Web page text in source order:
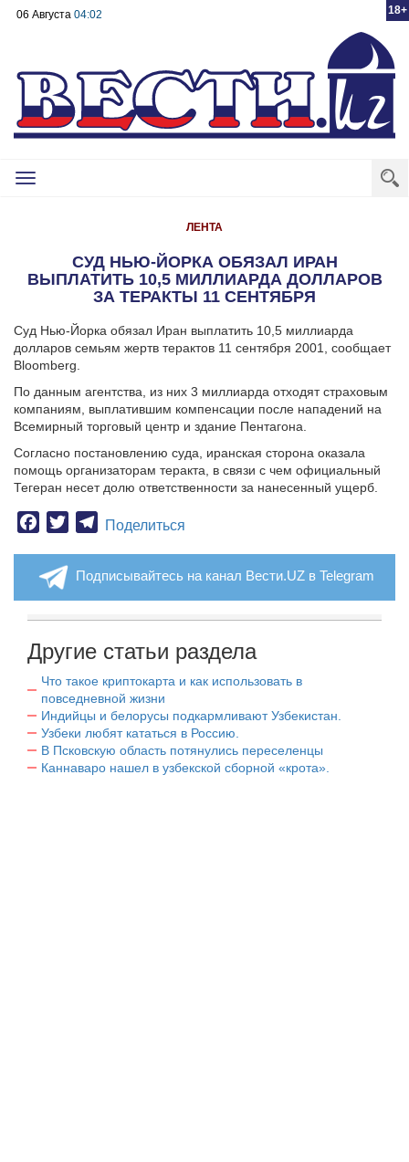
18+
06 Августа 04:02
Toggle
ЛЕНТА
СУД НЬЮ-ЙОРКА ОБЯЗАЛ ИРАН
ВЫПЛАТИТЬ 10,5 МИЛЛИАРДА ДОЛЛАРОВ
ЗА ТЕРАКТЫ 11 СЕНТЯБРЯ
Суд Нью-Йорка обязал Иран выплатить 10,5 миллиарда
долларов семьям жертв терактов 11 сентября 2001, сообщает
Bloomberg.
По данным агентства, из них 3 миллиарда отходят страховым
компаниям, выплатившим компенсации после нападений на
Всемирный торговый центр и здание Пентагона.
Согласно постановлению суда, иранская сторона оказала
помощь организаторам теракта, в связи с чем официальный
Тегеран несет долю ответственности за нанесенный ущерб.
Facebook
TwitterTelegram
Поделиться
Подписывайтесь на канал Вести.UZ в Telegram
Другие статьи раздела
Что такое криптокарта и как использовать в
повседневной жизни
Индийцы и белорусы подкармливают Узбекистан.
Узбеки любят кататься в Россию.
В Псковскую область потянулись переселенцы
Каннаваро нашел в узбекской сборной «крота».